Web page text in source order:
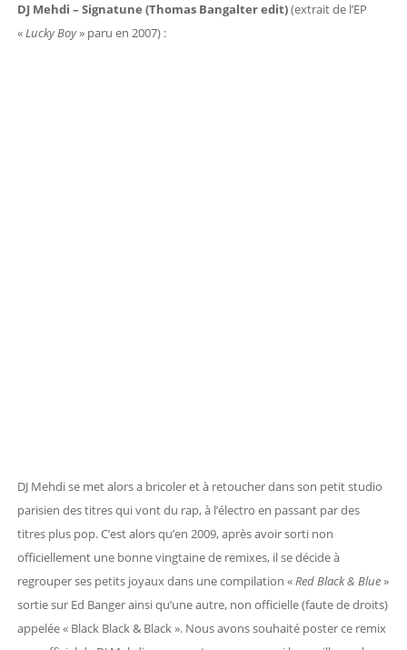
DJ Mehdi – Signatune (Thomas Bangalter edit)(extrait de l’EP
«Lucky Boy» paru en 2007) :
DJ Mehdi se met alors a bricoler et à retoucher dans son petit studio
parisien des titres qui vont du rap, à l’électro en passant par des
titres plus pop. C’est alors qu’en 2009, après avoir sorti non
officiellement une bonne vingtaine de remixes, il se décide à
regrouper ses petits joyaux dans une compilation «Red Black & Blue»
sortie sur Ed Banger ainsi qu’une autre, non officielle (faute de droits)
appelée « Black Black & Black ». Nous avons souhaité poster ce remix